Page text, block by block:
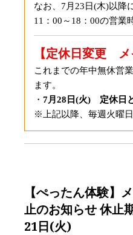
なお、7月23日(木)以降
11：00～18：00の営業
【定休日変更 メ
これまでの年中無休営
ます。
・ 7月28日(火) 定休日
※上記以降、毎週火曜
【ぺったん体験】
止のお知らせ 休止
21日(火)